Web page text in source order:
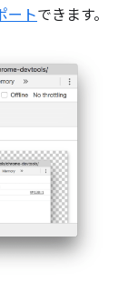
ートできます。